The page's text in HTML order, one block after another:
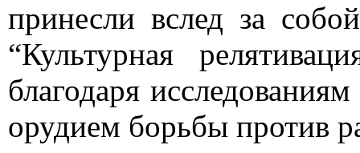
принесли вслед за
“Культурная
благодаря
орудием борьбы против